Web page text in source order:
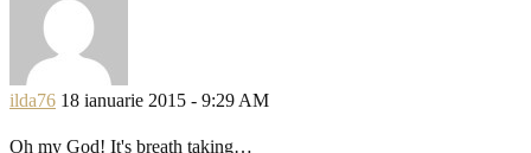
ilda76 18 ianuarie 2015 - 9:29 AM
Oh my God! It's breath taking…